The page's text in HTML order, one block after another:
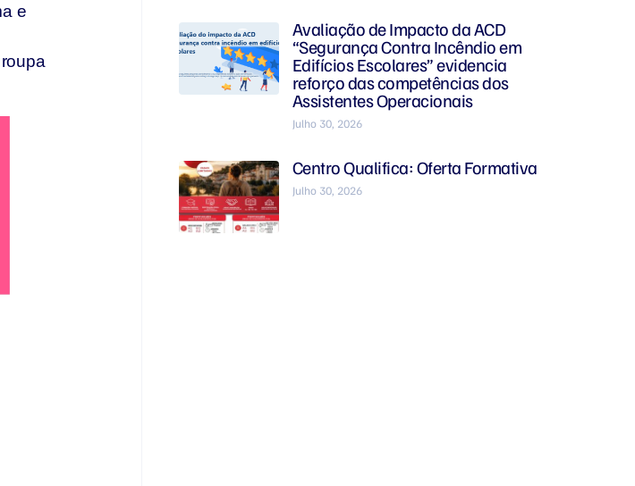
e
Avaliação de Impacto da ACD
“Segurança Contra Incêndio em
Edifícios Escolares” evidencia
reforço das competências dos
Assistentes Operacionais
Julho 30, 2026
Centro Qualifica: Oferta Formativa
Julho 30, 2026